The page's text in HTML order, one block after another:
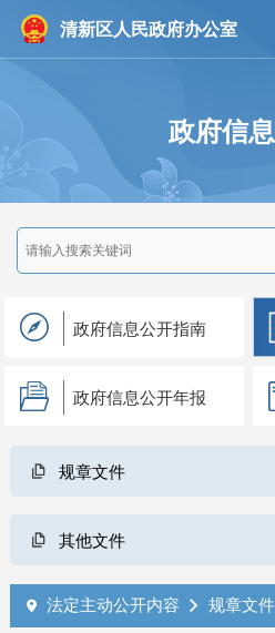
清新区人民政府办公室
政府信
政府信息公开指南
政府信息公开年报
规章文件
其他文件
 法定主动公开内容  规章文件